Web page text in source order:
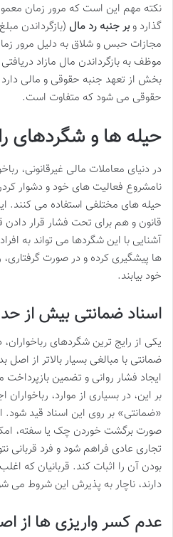
نکته مهم این است که مرور زمان
گذارد و بر جنبه رد مال (بازگرداندن
مجازات حبس و شلاق به دلیل مرور
موظف به بازگرداندن مال مازاد
بخش از تعهد جنبه حقوقی و مالی
حقوقی می شود که متفاوت است.
حیله ها و شگردهای
در دنیای معاملات مالی غیرقانونی،
نامشروع فعالیت های خود و دشوار
حیله های مختلفی استفاده می کنند.
قانون و هم برای تحت فشار قرار دادن
آشنایی با این شگردها می تواند به
ها پیشگیری کرده و در صورت گرفتاری،
خود بیابند.
اسناد ضمانتی بیش از
یکی از رایج ترین شگردهای
ضمانتی با مبالغی بسیار بالاتر از
ایجاد فشار روانی و تضمین
بر این، در بسیاری از موارد، رباخواران
«ضمانتی» بر روی این اسناد قید شود.
صورت برگشت خوردن چک یا سفته،
تجاری عادی فراهم شود و فرد قربانی
بودن آن را اثبات کند. قربانیان که
دارند، ناچار به پذیرش این شروط می
عدم کسر واریزی ها از